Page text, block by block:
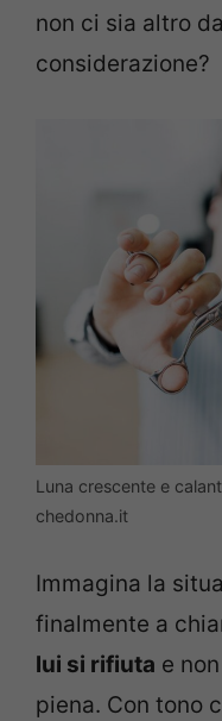
non ci sia altro
considerazione?
Luna crescente e
chedonna.it
Immagina la
finalmente a
lui si rifiuta e
piena. Con tono